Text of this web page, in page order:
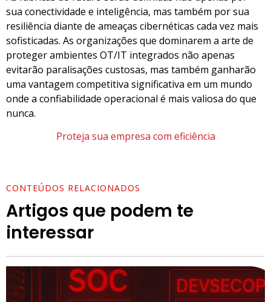
sua conectividade e inteligência, mas também por sua
resiliência diante de ameaças cibernéticas cada vez mais
sofisticadas. As organizações que dominarem a arte de
proteger ambientes OT/IT integrados não apenas
evitarão paralisações custosas, mas também ganharão
uma vantagem competitiva significativa em um mundo
onde a confiabilidade operacional é mais valiosa do que
nunca.
Proteja sua empresa com eficiência
CONTEÚDOS RELACIONADOS
Artigos que podem te
interessar